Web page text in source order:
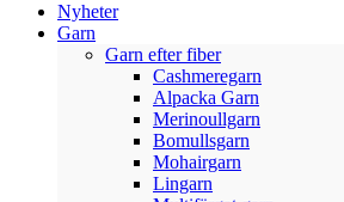
Nyheter
Garn
Garn efter fiber
Cashmeregarn
Alpacka Garn
Merinoullgarn
Bomullsgarn
Mohairgarn
Lingarn